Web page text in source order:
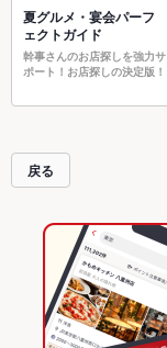
夏グルメ・宴会パーフ
ェクトガイド
幹事さんのお店探しを強力サ
ポート！お店探しの決定版！
戻る